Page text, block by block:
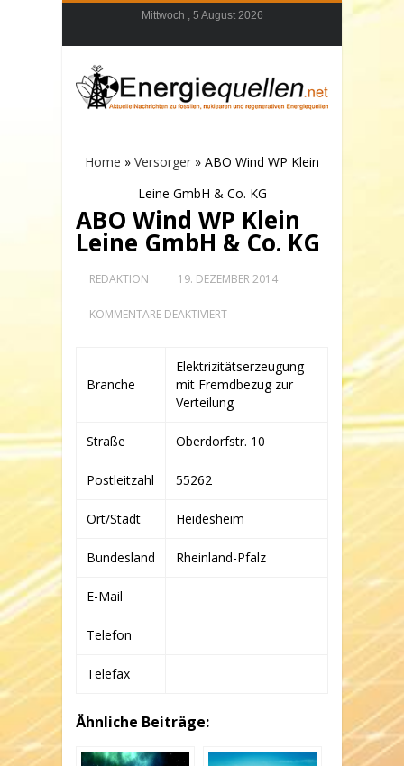
Mittwoch , 5 August 2026
Home » Versorger » ABO Wind WP Klein
Leine GmbH & Co. KG
ABO Wind WP Klein
Leine GmbH & Co. KG
REDAKTION 19. DEZEMBER 2014
KOMMENTARE DEAKTIVIERTFÜR
KLEIN
LEINE
GMBH
&
KG
Branche
Elektrizitätserzeugung
mit Fremdbezug zur
Verteilung
Straße Oberdorfstr. 10
Postleitzahl 55262
Ort/Stadt Heidesheim
Bundesland Rheinland-Pfalz
E-Mail
Telefon
Telefax
Ähnliche Beiträge: